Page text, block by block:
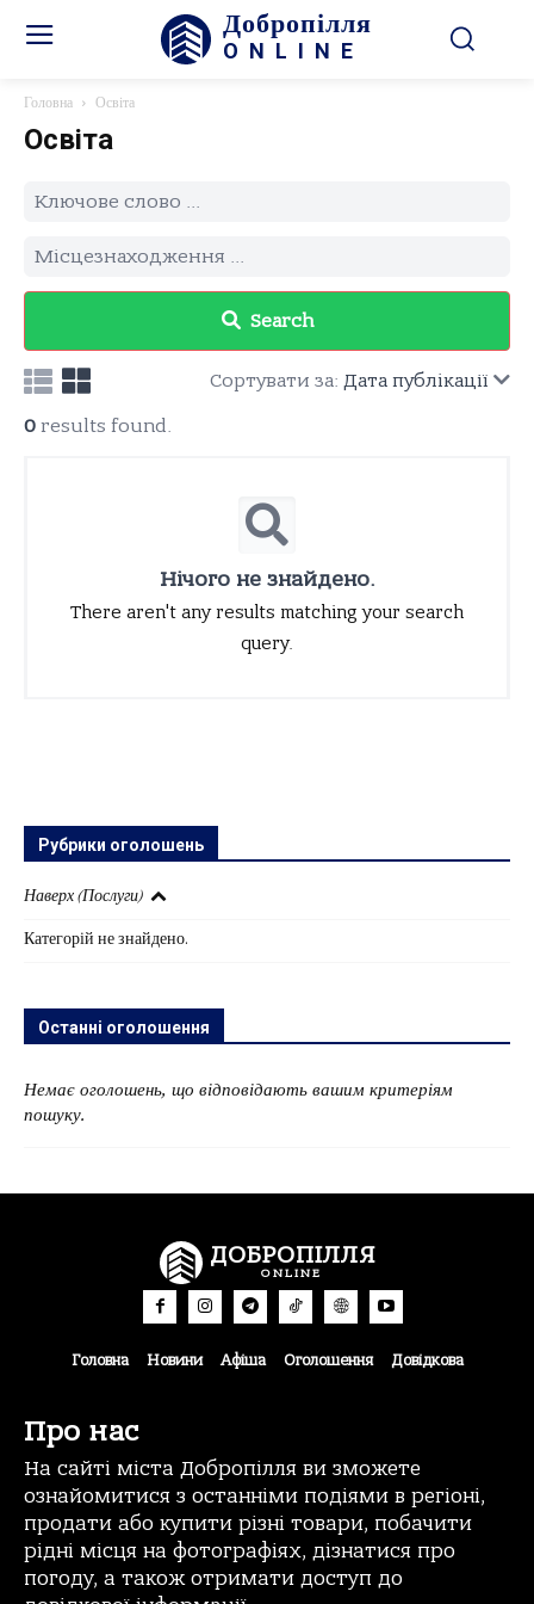
Добропілля
ONLINE
Головна Освіта
Освіта
Search
Сортувати за: Дата публікації
0 results found.
Нічого не знайдено.
There aren't any results matching your search
query.
Рубрики оголошень
Наверх (Послуги)
Категорій не знайдено.
Останні оголошення
Немає оголошень, що відповідають вашим критеріям
пошуку.
ДОБРОПІЛЛЯ
ONLINE
Головна Новини Афіша Оголошення Довідкова
Про нас
На сайті міста Добропілля ви зможете
ознайомитися з останніми подіями в регіоні,
продати або купити різні товари, побачити
рідні місця на фотографіях, дізнатися про
погоду, а також отримати доступ до